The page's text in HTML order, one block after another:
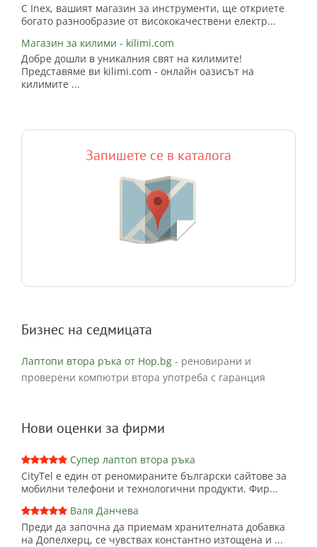
С Inex, вашият магазин за инструменти, ще откриете
богато разнообразие от висококачествени електр...
Магазин за килими - kilimi.com
Добре дошли в уникалния свят на килимите!
Представяме ви kilimi.com - онлайн оазисът на
килимите ...
Запишете се в каталога
Бизнес на седмицата
Лаптопи втора ръка от Hop.bg - реновирани и
проверени компютри втора употреба с гаранция
Нови оценки за фирми
Супер лаптоп втора ръка
CityTel е един от реномираните български сайтове за
мобилни телефони и технологични продукти. Фир...
Валя Данчева
Преди да започна да приемам хранителната добавка
на Допелхерц, се чувствах константно изтощена и ...